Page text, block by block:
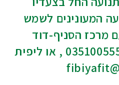
המעונינים לשמש
מרכז הסניף-דוד
איתן 050785854 , 035100555 , או ליפית